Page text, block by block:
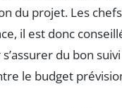
du projet. Les
il est donc
du bon
le budget